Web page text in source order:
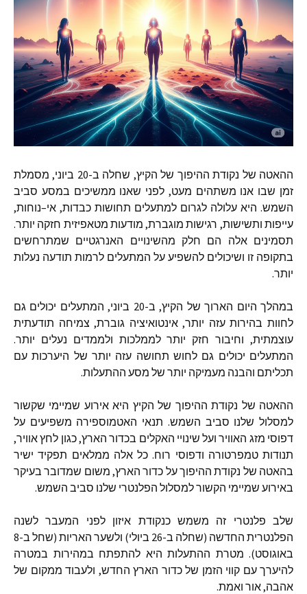
ההאטה של נקודת ההיפוך של הקיץ, שחלה ב-20 ביוני, מסמלת
זמן שבו אנו משתהים מעט, לפני שאנו ממשיכים במסע סביב
השמש. היא עלולה לגרום למתעלים תחושות כבדות, אי–נוחות,
עייפות ותשישות, רגישות מוגברת, מודעות מטאפיזית חזקה יותר.
תסמינים אלה הם חלק מהשינויים האנרגטיים שמתרחשים
בתקופה זו ושיכולים להשפיע על המתעלים לרמות תודעה נעלות
יותר.
במהלך היום הארוך של הקיץ, ב-20 ביוני, המתעלים יכולים גם
לחוות בהירות עזה יותר,אינטואיציה גוברת, צמיחה תודעתית
עוצמתית, וחיבור חזק יותר לממלכות ולממדים נעלים יותר.
המתעלים יכולים גם לחוש תחושה עזה יותר של היערכות עם
תכליתם והבנה מעמיקה יותר של מסע ההתעלות.
ההאטה של נקודת ההיפוך של הקיץ היא אירוע שמיימי שקשור
למסלול שלנו סביב השמש. תנאי האטמוספירה משפיעים על
דפוסי מזג האוויר ועל שינויי האקלים בכדור הארץ,כגון לחץ אוויר,
תנודות טמפרטורה ודפוסי רוח. כל אלה ממלאים תפקיד ישיר
בהאטה של נקודת ההיפוך על כדור הארץ, משום שמדובר בעיקר
באירוע שמיימי הקשור למסלול הפלנטרי שלנו סביב השמש.
שלב פלנטרי זה משמש כנקודת איזון לפני המעבר לשנה
הפלנטרית החדשה (שחלה ב-26 ביולי) ולשער האריות (שחל ב-8
באוגוסט). מטרת ההתעלות היא להתפתח במהירות במטרה
להיערך עם קווי הזמן של כדור הארץ החדש, ולעבוד ממקום של
אהבה,אור ואמת.